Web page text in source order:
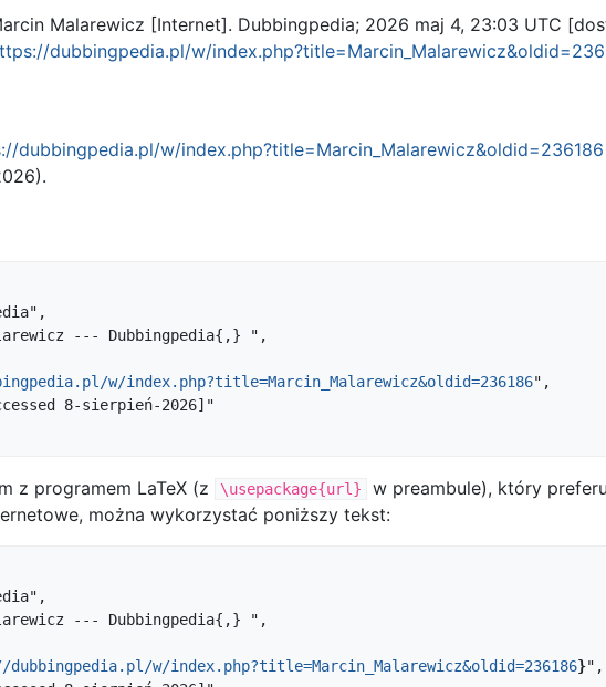
Malarewicz [Internet]. Dubbingpedia; 2026 maj 4, 23:03 UTC
dubbingpedia.pl/w/
dubbingpedia.pl/w/index.php?title=Marcin_Malarewicz&oldid=236186
w/index.php?title=Marcin_Malarewicz&oldid=236186",
z programem LaTeX (z \usepackage{url}
w preambule), który
można wykorzystać poniższy tekst:
w/index.php?title=Marcin_Malarewicz&oldid=236186}",